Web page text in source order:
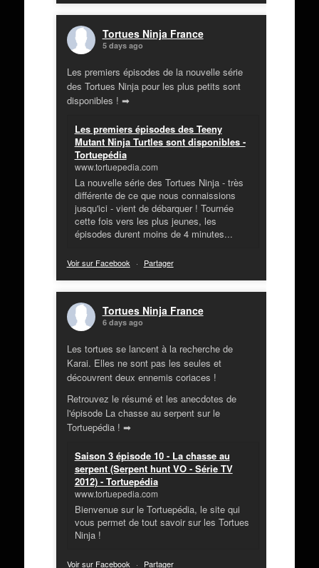
Tortues Ninja France
5 days ago
Les premiers épisodes de la nouvelle série
des Tortues Ninja pour les plus petits sont
disponibles ! ➡
Les premiers épisodes des Teeny
Mutant Ninja Turtles sont disponibles -
Tortuepédia
www.tortuepedia.com
La nouvelle série des Tortues Ninja - très
différente de ce que nous connaissions
jusqu'ici - vient de débarquer ! Tournée
cette fois vers les plus jeunes, les
épisodes durent moins de 4 minutes...
Voir sur Facebook · Partager
Tortues Ninja France
6 days ago
Les tortues se lancent à la recherche de
Karai. Elles ne sont pas les seules et
découvrent deux ennemis coriaces !
Retrouvez le résumé et les anecdotes de
l'épisode La chasse au serpent sur le
Tortuepédia ! ➡
Saison 3 épisode 10 - La chasse au
serpent (Serpent hunt VO - Série TV
2012) - Tortuepédia
www.tortuepedia.com
Bienvenue sur le Tortuepédia, le site qui
vous permet de tout savoir sur les Tortues
Ninja !
Voir sur Facebook · Partager